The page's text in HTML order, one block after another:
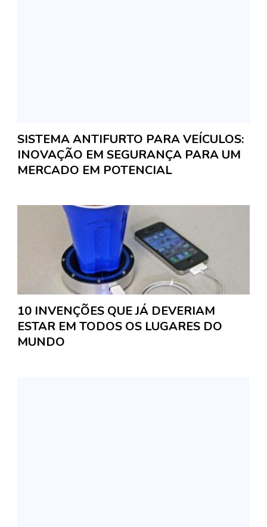
SISTEMA ANTIFURTO PARA VEÍCULOS:
INOVAÇÃO EM SEGURANÇA PARA UM
MERCADO EM POTENCIAL
10 INVENÇÕES QUE JÁ DEVERIAM
ESTAR EM TODOS OS LUGARES DO
MUNDO